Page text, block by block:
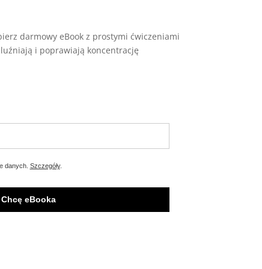
darmowy eBook z prostymi ćwiczeniami
i poprawiają koncentrację
danych. Szczegóły.
Chcę eBooka